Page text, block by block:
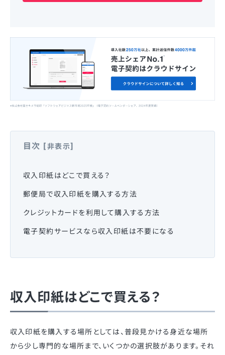
目次 [非表示]
収入印紙はどこで買える？
郵便局で収入印紙を購入する方法
クレジットカードを利用して購入する方法
電子契約サービスなら収入印紙は不要になる
収入印紙はどこで買える？
収入印紙を購入する場所としては、普段見かける身近な場所
から少し専門的な場所まで、いくつかの選択肢があります。それ